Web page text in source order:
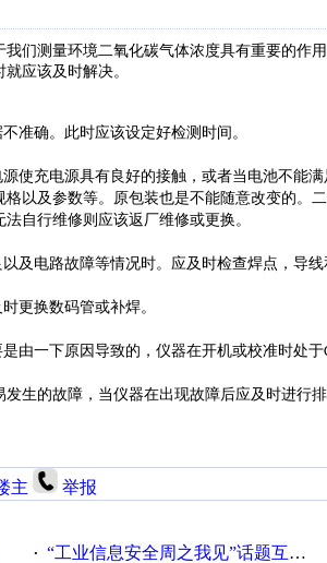
们测量环境二氧化碳气体浓度具有重要的作
应该及时解决。
不准确。此时应该设定好检测时间 。
源使充电源具有良好的接触， 或者当电池不能
格以及参数等。原包装也是不能随意改变的。
法自行维修则应该返厂维修或更换。
以及 电路故障等情况时。 应及时检查焊点 ， 导线
时更换数码管或补焊。
是由一下原因导致的，仪器在开机或校准时处于
生的故障，当仪器在出现故障后应及时进行
主 举报
· “工业信息安全周之我见”话题互动获奖名单发布公告